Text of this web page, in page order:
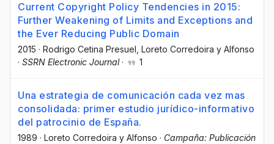
Current Copyright Policy Tendencies in 2015:
Further Weakening of Limits and Exceptions and
the Ever Reducing Public Domain
2015 · Rodrigo Cetina Presuel , Loreto Corredoira y Alfonso
· SSRN Electronic Journal· 1
Una estrategia de comunicación cada vez mas
consolidada: primer estudio jurídico-informativo
del patrocinio de España.
1989 · Loreto Corredoira y Alfonso · Campaña: Publicación